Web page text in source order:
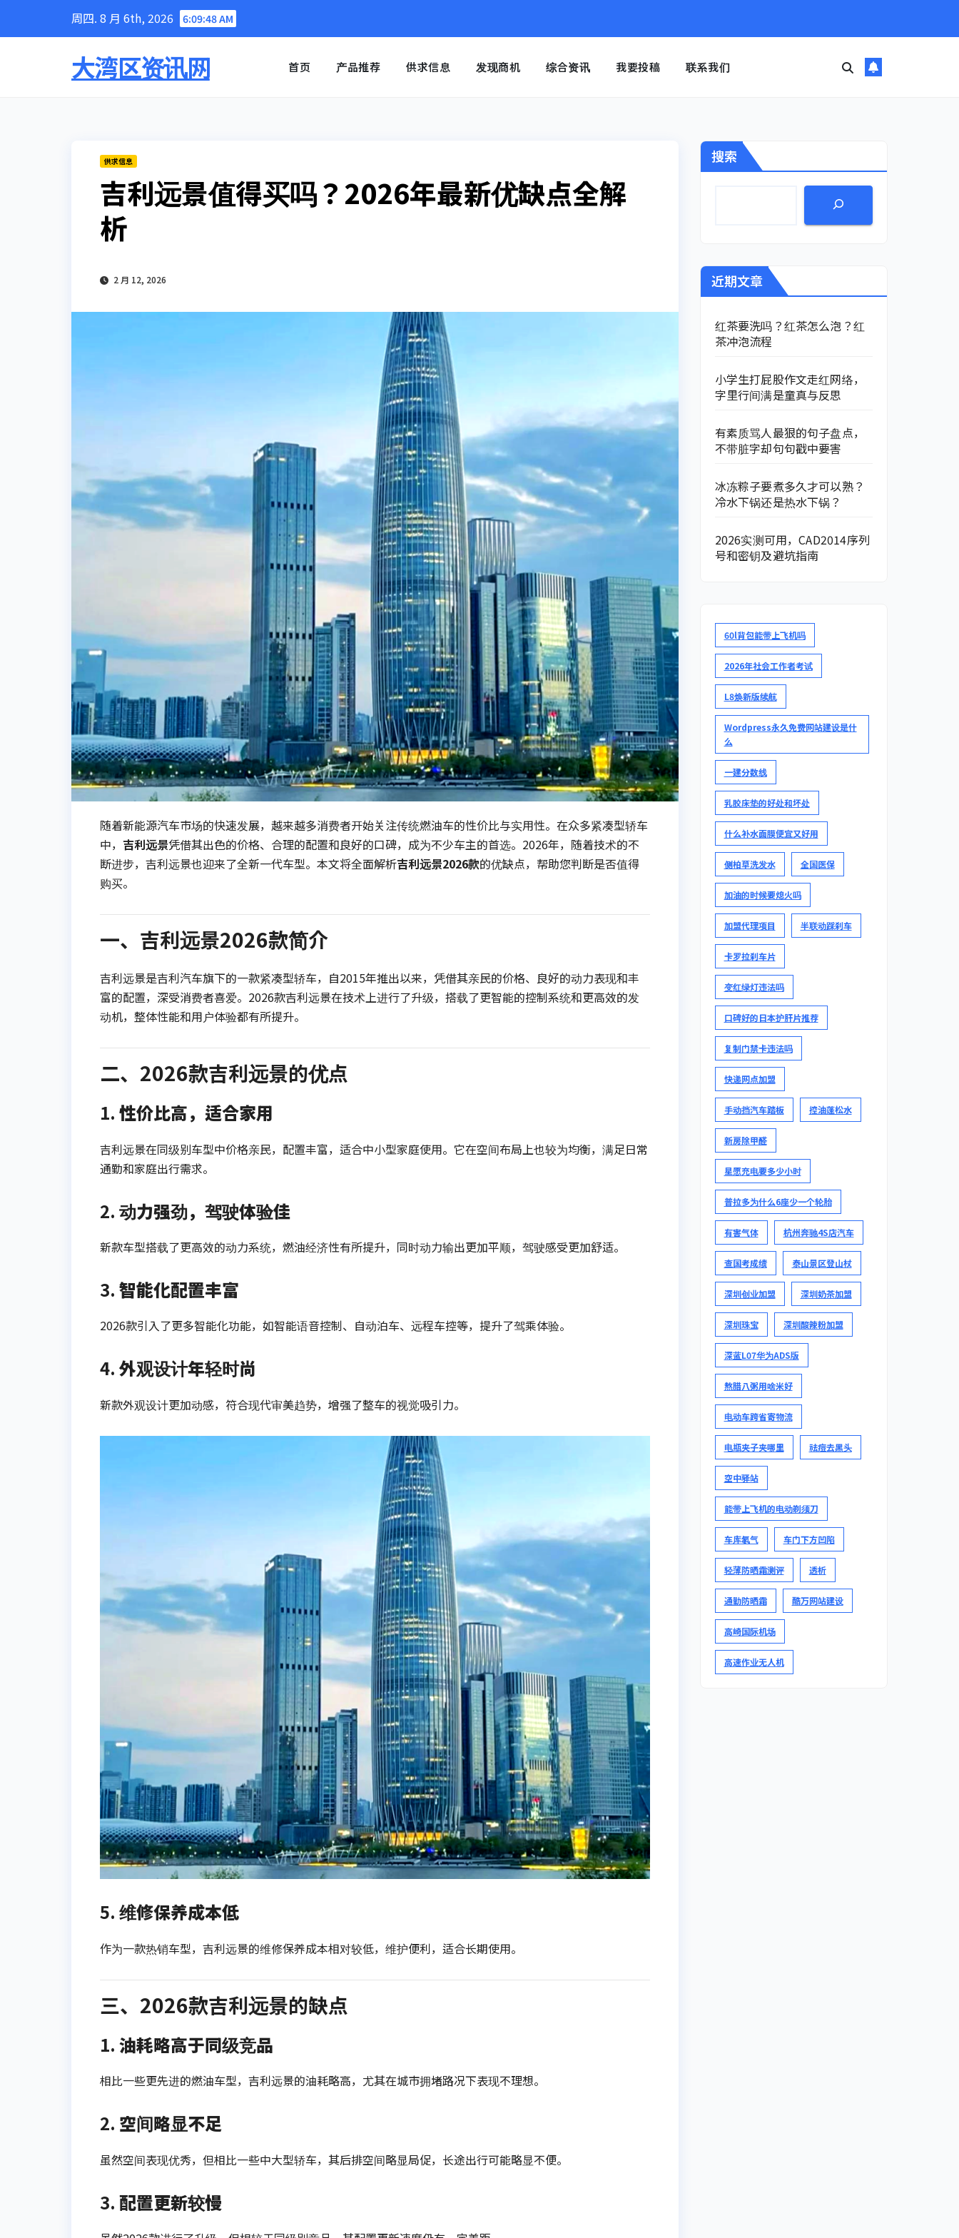
周四. 8 月 6th, 2026 6:09:49 AM
大湾区资讯网 首页 产品推荐 供求信息 发现商机 综合资讯 我要投稿 联系我们
供求信息
吉利远景值得买吗？2026年最新优缺点全解
析
2 月 12, 2026
随着新能源汽车市场的快速发展，越来越多消费者开始关注传统燃油车的性价比与实用性。在众多紧凑型轿车
中， 吉利远景凭借其出色的价格、合理的配置和良好的口碑，成为不少车主的首选。2026年，随着技术的不
断进步，吉利远景也迎来了全新一代车型。本文将全面解析吉利远景2026款的优缺点，帮助您判断是否值得
购买。
一、吉利远景2026款简介
吉利远景是吉利汽车旗下的一款紧凑型轿车，自2015年推出以来，凭借其亲民的价格、良好的动力表现和丰
富的配置，深受消费者喜爱。2026款吉利远景在技术上进行了升级，搭载了更智能的控制系统和更高效的发
动机，整体性能和用户体验都有所提升。
二、2026款吉利远景的优点
1. 性价比高，适合家用
吉利远景在同级别车型中价格亲民，配置丰富，适合中小型家庭使用。它在空间布局上也较为均衡，满足日常
通勤和家庭出行需求。
2. 动力强劲，驾驶体验佳
新款车型搭载了更高效的动力系统，燃油经济性有所提升，同时动力输出更加平顺，驾驶感受更加舒适。
3. 智能化配置丰富
2026款引入了更多智能化功能，如智能语音控制、自动泊车、远程车控等，提升了驾乘体验。
4. 外观设计年轻时尚
新款外观设计更加动感，符合现代审美趋势，增强了整车的视觉吸引力。
5. 维修保养成本低
作为一款热销车型，吉利远景的维修保养成本相对较低，维护便利，适合长期使用。
三、2026款吉利远景的缺点
1. 油耗略高于同级竞品
相比一些更先进的燃油车型，吉利远景的油耗略高，尤其在城市拥堵路况下表现不理想。
2. 空间略显不足
虽然空间表现优秀，但相比一些中大型轿车，其后排空间略显局促，长途出行可能略显不便。
3. 配置更新较慢
搜索
近期文章
红茶要洗吗？红茶怎么泡？红
茶冲泡流程
小学生打屁股作文走红网络，
字里行间满是童真与反思
有素质骂人最狠的句子盘点，
不带脏字却句句戳中要害
冰冻粽子要煮多久才可以熟？
冷水下锅还是热水下锅？
2026实测可用，CAD2014序列
号和密钥及避坑指南
60l背包能带上飞机吗
2026年社会工作者考试
L8焕新版续航
Wordpress永久免费网站建设是什
么
一建分数线
乳胶床垫的好处和坏处
什么补水面膜便宜又好用
侧柏草洗发水 全国医保
加油的时候要熄火吗
加盟代理项目 半联动踩刹车
卡罗拉刹车片
变红绿灯违法吗
口碑好的日本护肝片推荐
复制门禁卡违法吗
快递网点加盟
手动挡汽车踏板 控油蓬松水
新房除甲醛
星愿充电要多少小时
普拉多为什么6座少一个轮胎
有害气体 杭州奔驰4S店汽车
查国考成绩 泰山景区登山杖
深圳创业加盟 深圳奶茶加盟
深圳珠宝 深圳酸辣粉加盟
深蓝L07华为ADS版
熬腊八粥用啥米好
电动车跨省寄物流
电瓶夹子夹哪里 祛痘去黑头
空中驿站
能带上飞机的电动剃须刀
车库氡气 车门下方凹陷
轻薄防晒霜测评 透析
通勤防晒霜 酷万网站建设
高崎国际机场
高速作业无人机